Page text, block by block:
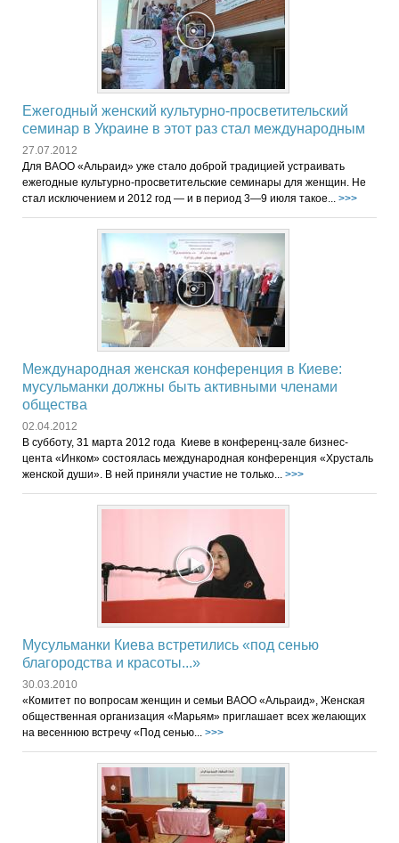
Ежегодный женский культурно-просветительский
семинар в Украине в этот раз стал международным
27.07.2012
Для ВАОО «Альраид» уже стало доброй традицией устраивать
ежегодные культурно-просветительские семинары для женщин. Не
стал исключением и 2012 год — и в период 3—9 июля такое... >>>
Международная женская конференция в Киеве:
мусульманки должны быть активными членами
общества
02.04.2012
В субботу, 31 марта 2012 года Киеве в конференц-зале бизнес-
цента «Инком» состоялась международная конференция «Хрусталь
женской души». В ней приняли участие не только... >>>
Мусульманки Киева встретились «под сенью
благородства и красоты...»
30.03.2010
«Комитет по вопросам женщин и семьи ВАОО «Альраид», Женская
общественная организация «Марьям» приглашает всех желающих
на весеннюю встречу «Под сенью... >>>